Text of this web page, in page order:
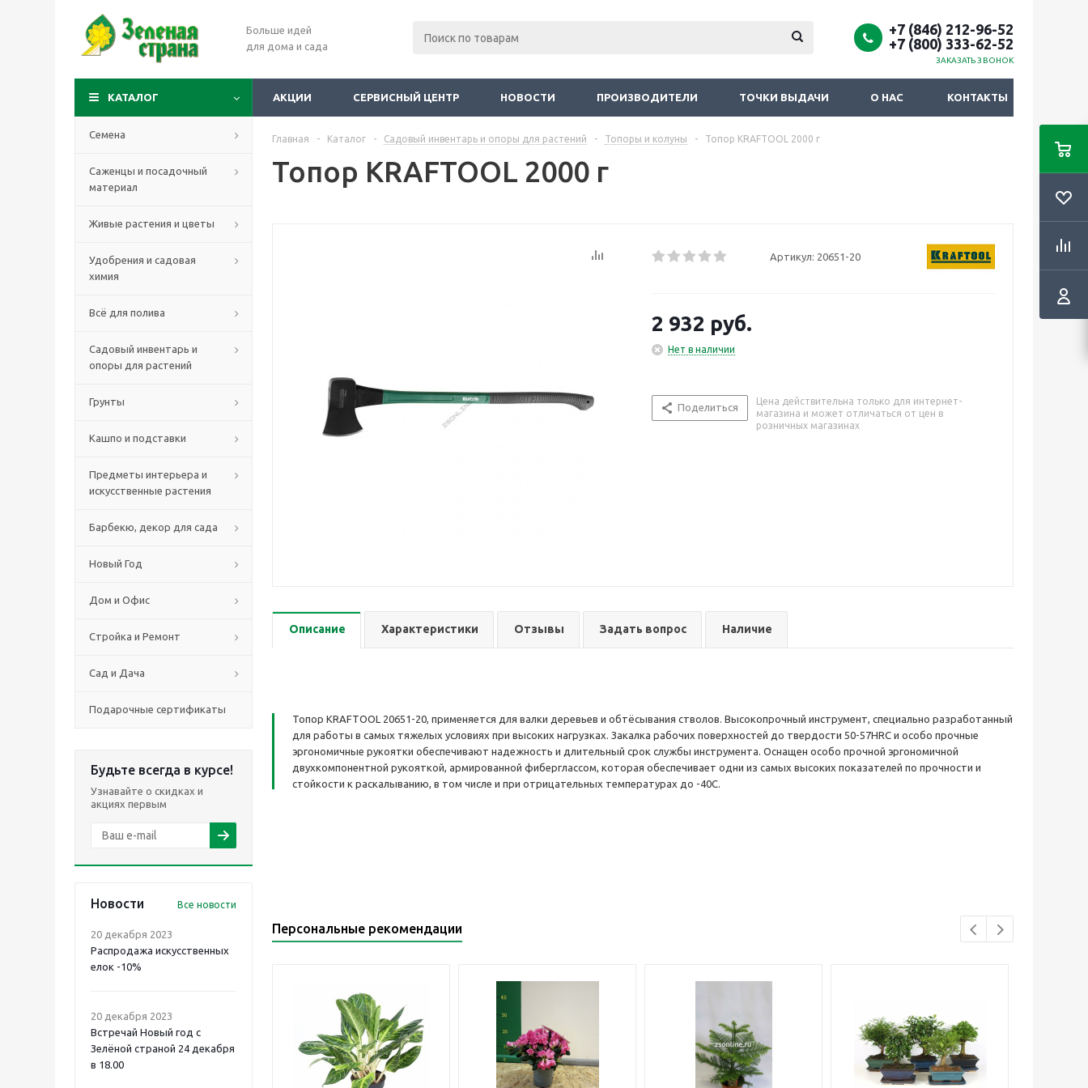
Больше идей
для дома и сада
+7 (846) 212-96-52
+7 (800) 333-62-52
ЗАКАЗАТЬ ЗВОНОК
КАТАЛОГ АКЦИИ СЕРВИСНЫЙ ЦЕНТР НОВОСТИ ПРОИЗВОДИТЕЛИ ТОЧКИ ВЫДАЧИ О НАС КОНТАКТЫ
Семена
Саженцы и посадочный
материал
Живые растения и цветы
Удобрения и садовая
химия
Всё для полива
Садовый инвентарь и
опоры для растений
Грунты
Кашпо и подставки
Предметы интерьера и
искусственные растения
Барбекю, декор для сада
Новый Год
Дом и Офис
Стройка и Ремонт
Сад и Дача
Подарочные сертификаты
Будьте всегда в курсе!
Узнавайте о скидках и
акциях первым
Новости Все новости
20 декабря 2023
Распродажа искусственных
елок -10%
20 декабря 2023
Встречай Новый год с
Зелёной страной 24 декабря
в 18.00
Главная - Каталог - Садовый инвентарь и опоры для растений - Топоры и колуны - Топор KRAFTOOL 2000 г
Топор KRAFTOOL 2000 г
Артикул: 20651-20
2 932 руб.
Нет в наличии
Поделиться
Цена действительна только для интернет-
магазина и может отличаться от цен в
розничных магазинах
Описание Характеристики Отзывы Задать вопрос Наличие
Топор KRAFTOOL 20651-20, применяется для валки деревьев и обтёсывания стволов. Высокопрочный инструмент, специально разработанный
для работы в самых тяжелых условиях при высоких нагрузках. Закалка рабочих поверхностей до твердости 50-57HRC и особо прочные
эргономичные рукоятки обеспечивают надежность и длительный срок службы инструмента. Оснащен особо прочной эргономичной
двухкомпонентной рукояткой, армированной фиберглассом, которая обеспечивает одни из самых высоких показателей по прочности и
стойкости к раскалыванию, в том числе и при отрицательных температурах до -40С.
Персональные рекомендации